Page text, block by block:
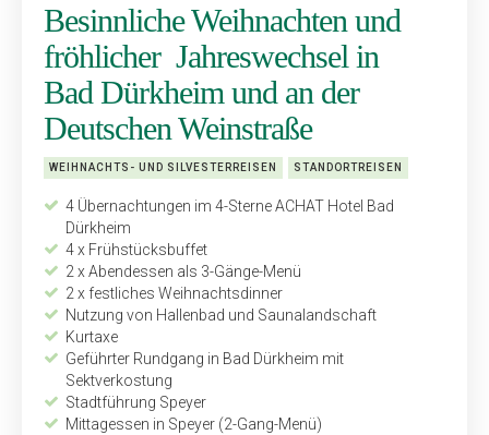
Besinnliche Weihnachten und
fröhlicher Jahreswechsel in
Bad Dürkheim und an der
Deutschen Weinstraße
WEIHNACHTS- UND SILVESTERREISEN STANDORTREISEN
4 Übernachtungen im 4-Sterne ACHAT Hotel Bad
Dürkheim
4 x Frühstücksbuffet
2 x Abendessen als 3-Gänge-Menü
2 x festliches Weihnachtsdinner
Nutzung von Hallenbad und Saunalandschaft
Kurtaxe
Geführter Rundgang in Bad Dürkheim mit
Sektverkostung
Stadtführung Speyer
Mittagessen in Speyer (2-Gang-Menü)